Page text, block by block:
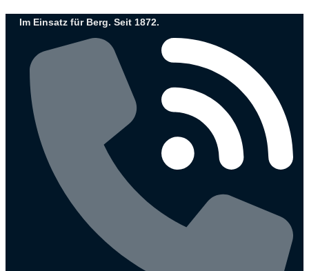
InhaltIm Einsatz für Berg. Seit 1872.